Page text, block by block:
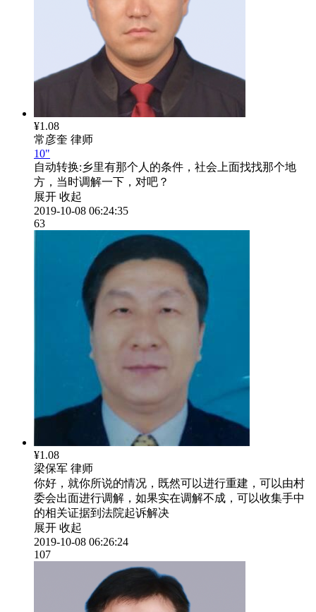
¥1.08
常彦奎 律师
10"
自动转换:乡里有那个人的条件，社会上面找找那个地
方，当时调解一下，对吧？
展开 收起
2019-10-08 06:24:35
63
¥1.08
梁保军 律师
你好，就你所说的情况，既然可以进行重建，可以由村
委会出面进行调解，如果实在调解不成，可以收集手中
的相关证据到法院起诉解决
展开 收起
2019-10-08 06:26:24
107